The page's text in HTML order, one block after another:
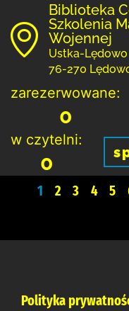
Biblioteka
Szkolenia
Wojennej
Ustka-Lędowo
76-270
zarezerwowane:
0
w czytelni:
0
1 2 3 4 5
Polityka